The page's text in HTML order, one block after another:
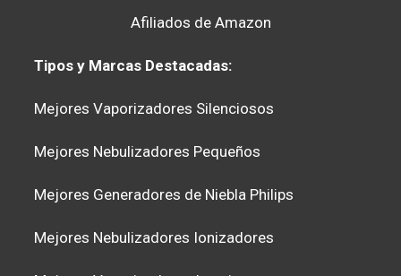
Afiliados de Amazon
Tipos y Marcas Destacadas:
Mejores Vaporizadores Silenciosos
Mejores Nebulizadores Pequeños
Mejores Generadores de Niebla Philips
Mejores Nebulizadores Ionizadores